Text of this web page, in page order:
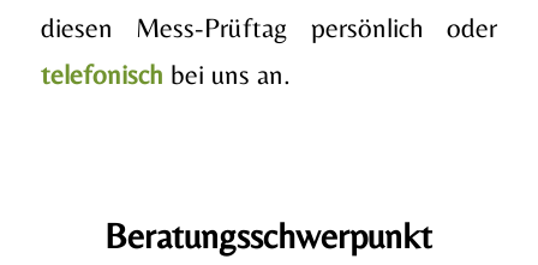
diesen Mess-Prüftag persönlich oder
telefonisch bei uns an.
Beratungsschwerpunkt